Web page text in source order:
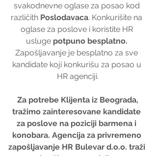
svakodnevne oglase za posao kod
različith Poslodavaca. Konkurišite na
oglase za poslove i koristite HR
usluge potpuno besplatno.
Zapošljavanje je besplatno za sve
kandidate koji konkurišu za posao u
HR agenciji.
tražimo zainteresovane kandidate
za poslove na poziciji barmena i
konobara. Agencija za privremeno
zapošljavanje HR Bulevar d.o.o. traži